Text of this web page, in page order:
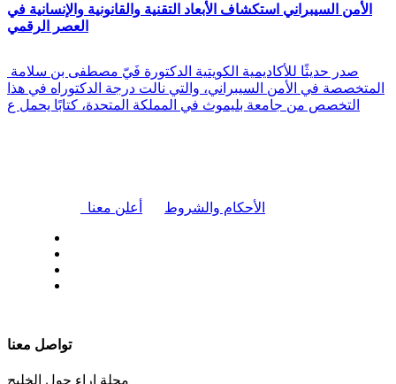
الأمن السيبراني استكشاف الأبعاد التقنية والقانونية والإنسانية في
العصر الرقمي
المتخصصة في الأمن السيبراني، والتي نالت درجة الدكتوراه في هذا
التخصص من جامعة بليموث في المملكة المتحدة، كتابًا يحمل ع
أعلن معنا الأحكام والشروط
تواصل معنا
مجلة اراء حول الخليج